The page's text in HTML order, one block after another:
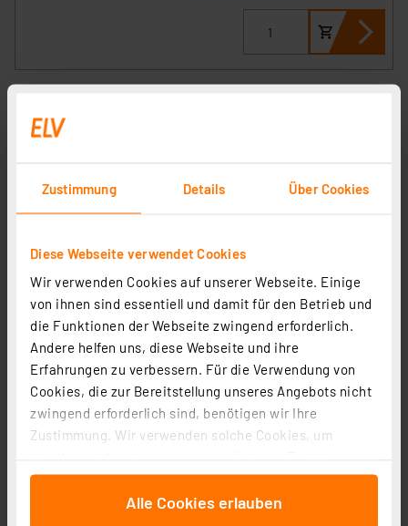
Zustimmung Details Über Cookies
Diese Webseite verwendet Cookies
Wir verwenden Cookies auf unserer Webseite. Einige
von ihnen sind essentiell und damit für den Betrieb und
die Funktionen der Webseite zwingend erforderlich.
Andere helfen uns, diese Webseite und ihre
Erfahrungen zu verbessern. Für die Verwendung von
Cookies, die zur Bereitstellung unseres Angebots nicht
zwingend erforderlich sind, benötigen wir Ihre
Zustimmung. Wir verwenden solche Cookies, um
für soziale Medien anbieten zu können und die Zugriffe
auf unsere Website zu analysieren. Außerdem geben
Alle Cookies erlauben
dnt 3er-Set Heizkörperthermostat ThermoTune, Stand-
Artikel-Nr. 253146
2 3 4 5 (10)
57,95 €
UVP 83,97 € **
Informationen zu Versandkosten